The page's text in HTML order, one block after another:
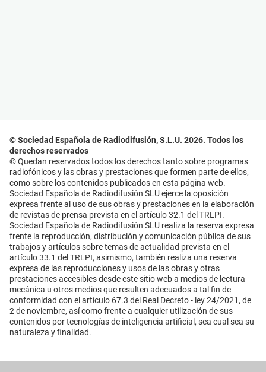
© Sociedad Española de Radiodifusión, S.L.U. 2026. Todos los
derechos reservados
© Quedan reservados todos los derechos tanto sobre programas
radiofónicos y las obras y prestaciones que formen parte de ellos,
como sobre los contenidos publicados en esta página web.
Sociedad Española de Radiodifusión SLU ejerce la oposición
expresa frente al uso de sus obras y prestaciones en la elaboración
de revistas de prensa prevista en el artículo 32.1 del TRLPI.
Sociedad Española de Radiodifusión SLU realiza la reserva expresa
frente la reproducción, distribución y comunicación pública de sus
trabajos y artículos sobre temas de actualidad prevista en el
artículo 33.1 del TRLPI, asimismo, también realiza una reserva
expresa de las reproducciones y usos de las obras y otras
prestaciones accesibles desde este sitio web a medios de lectura
mecánica u otros medios que resulten adecuados a tal fin de
conformidad con el artículo 67.3 del Real Decreto - ley 24/2021, de
2 de noviembre, así como frente a cualquier utilización de sus
contenidos por tecnologías de inteligencia artificial, sea cual sea su
naturaleza y finalidad.